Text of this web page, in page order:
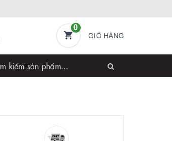
0
GIỎ HÀNG